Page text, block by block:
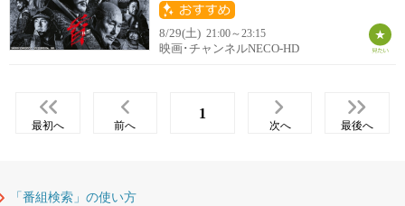
8/29(土) 21:00～23:15
映画･チャンネルNECO-HD
最初へ 前へ
1
次へ 最後へ
「番組検索」の使い方